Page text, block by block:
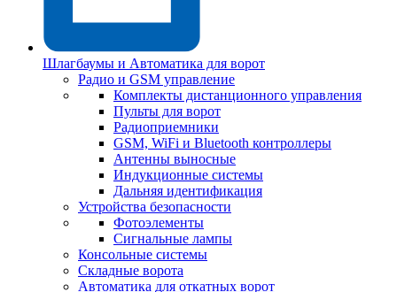
Шлагбаумы и Автоматика для ворот
Радио и GSM управление
Комплекты дистанционного управления
Пульты для ворот
Радиоприемники
GSM, WiFi и Bluetooth контроллеры
Антенны выносные
Индукционные системы
Дальняя идентификация
Устройства безопасности
Фотоэлементы
Сигнальные лампы
Консольные системы
Складные ворота
Автоматика для откатных ворот